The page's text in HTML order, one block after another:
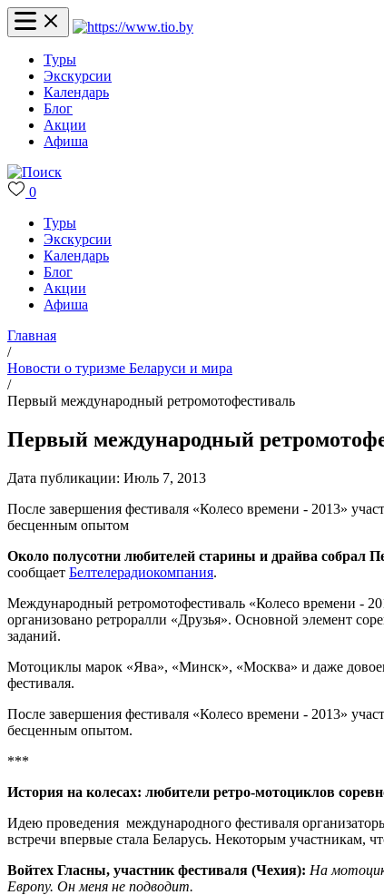
Туры
Экскурсии
Календарь
Блог
Акции
Афиша
0
Туры
Экскурсии
Календарь
Блог
Акции
Афиша
Главная
/
Новости о туризме Беларуси и мира
/
Первый международный ретромотофестиваль
Первый международный
Дата публикации: Июль 7, 2013
После завершения фестиваля «Колесо времени - 2013»
бесценным опытом
Около полусотни любителей старины и драйва собрал
сообщает Белтелерадиокомпания.
Международный ретромотофестиваль «Колесо времени -
организовано ретроралли «Друзья». Основной элемент
заданий.
Мотоциклы марок «Ява», «Минск», «Москва» и даже
фестиваля.
После завершения фестиваля «Колесо времени - 2013»
бесценным опытом.
***
История на колесах: любители ретро-мотоциклов
Идею проведения международного фестиваля
встречи впервые стала Беларусь. Некоторым участникам,
Войтех Гласны, участник фестиваля (Чехия): На
Европу. Он меня не подводит.